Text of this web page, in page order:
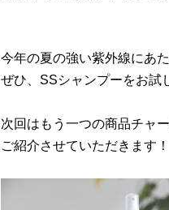
今年の夏の強い紫外線にあ
ぜひ、SSシャンプーをお試
次回はもう一つの商品チャ
ご紹介させていただきます！